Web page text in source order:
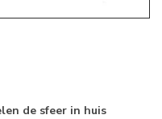
de sfeer in huis